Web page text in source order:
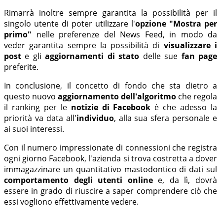
Rimarrà inoltre sempre garantita la possibilità per il
singolo utente di poter utilizzare l'opzione "Mostra per
primo" nelle preferenze del News Feed, in modo da
veder garantita sempre la possibilità di visualizzare i
post e gliaggiornamenti di stato delle sue fan page
preferite.
In conclusione, il concetto di fondo che sta dietro a
questo nuovo aggiornamento dell'algoritmo che regola
il ranking per le notizie di Facebook è che adesso la
priorità va data all'individuo, alla sua sfera personale e
ai suoi interessi.
Con il numero impressionate di connessioni che registra
ogni giorno Facebook, l'azienda si trova costretta a dover
immagazzinare un quantitativo mastodontico di dati sul
comportamento degli utenti onlinee, da lì, dovrà
essere in grado di riuscire a saper comprendere ciò che
essi vogliono effettivamente vedere.